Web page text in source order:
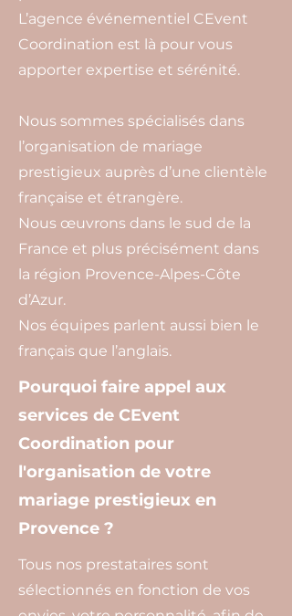
L’agence événementiel CEvent
Coordination est là pour vous
apporter expertise et sérénité.
Nous sommes spécialisés dans
l’organisation de mariage
prestigieux auprès d’une clientèle
française et étrangère.
Nous œuvrons dans le sud de la
France et plus précisément dans
la région Provence-Alpes-Côte
d’Azur.
Nos équipes parlent aussi bien le
français que l’anglais.
Pourquoi faire appel aux
services de CEvent
Coordination pour
l'organisation de votre
mariage prestigieux en
Provence ?
Tous nos prestataires sont
sélectionnés en fonction de vos